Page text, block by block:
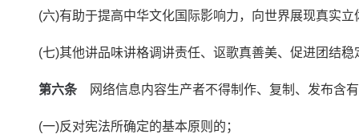
(六)有助于提高中华文化国际影响力，向世界展现真实立
(七)其他讲品味讲格调讲责任、讴歌真善美、促进团结稳
第六条 网络信息内容生产者不得制作、复制、发布含
(一)反对宪法所确定的基本原则的；